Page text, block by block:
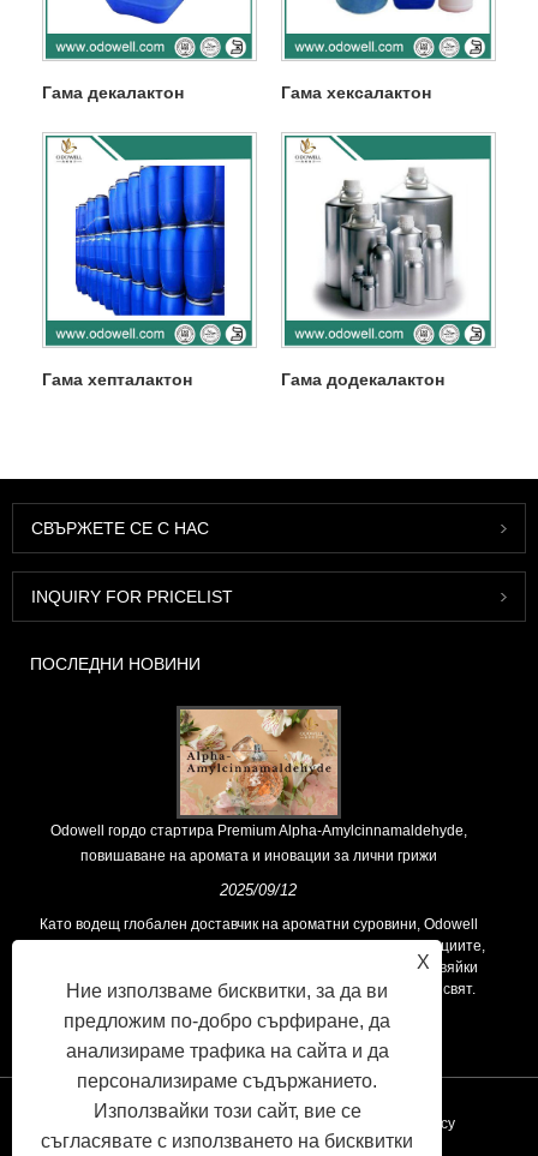
Гама декалактон Гама хексалактон
Гама хепталактон Гама додекалактон
СВЪРЖЕТЕ СЕ С НАС
INQUIRY FOR PRICELIST
ПОСЛЕДНИ НОВИНИ
Odowell гордо стартира Premium Alpha-Amylcinnamaldehyde,
повишаване на аромата и иновации за лични грижи
2025/09/12
Като водещ глобален доставчик на ароматни суровини, Odowell
поддържа основна философия на „ориентирана към иновациите,
фокусирани върху качеството“, последователно предоставяйки
превъзходни решения за аромати на клиентите по целия свят.
Privacy Policy
X
Ние използваме бисквитки, за да ви
предложим по-добро сърфиране, да
анализираме трафика на сайта и да
персонализираме съдържанието.
Използвайки този сайт, вие се
съгласявате с използването на бисквитки